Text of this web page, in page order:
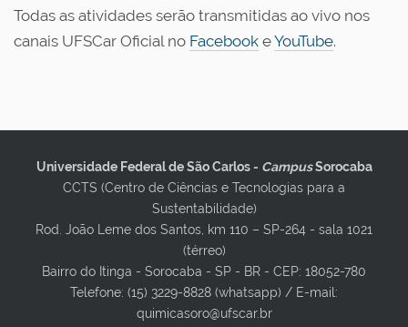
Todas as atividades serão transmitidas ao vivo nos
canais UFSCar Oficial no Facebook eYouTube.
Universidade Federal de São Carlos - CampusSorocaba
CCTS (Centro de Ciências e Tecnologias para a
Sustentabilidade)
Rod. João Leme dos Santos, km 110 – SP-264 - sala 1021
(térreo)
Bairro do Itinga - Sorocaba - SP - BR - CEP: 18052-780
Telefone: (15) 3229-8828 (whatsapp) / E-mail:
quimicasoro@ufscar.br